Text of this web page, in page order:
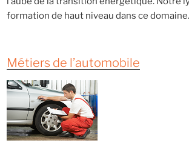
formation de haut niveau dans ce domaine.
Métiers de l’automobile